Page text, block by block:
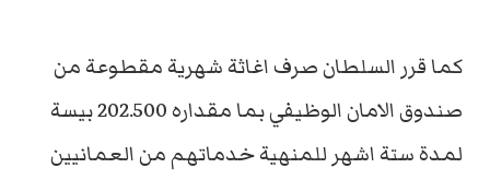
كما قرر السلطان صرف اغاثة شهرية مقطوعة من
صندوق الامان الوظيفي بما مقداره 202.500 بيسة
لمدة ستة اشهر للمنهية خدماتهم من العمانيين